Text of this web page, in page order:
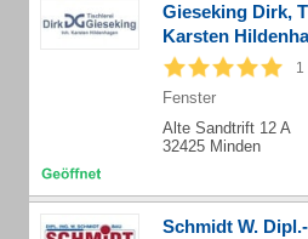
Gieseking Dirk,
Karsten
1
Fenster
Alte Sandtrift 12 A
32425 Minden
Schmidt W.